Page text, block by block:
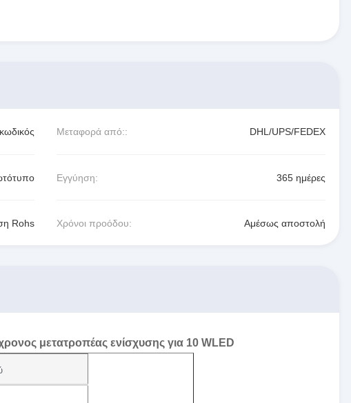
Μεταφορά από:: DHL/UPS/FEDEX
Εγγύηση: 365 ημέρες
Rohs Χρόνοι προόδου: Αμέσως αποστολή
μετατροπέας ενίσχυσης για 10 WLED